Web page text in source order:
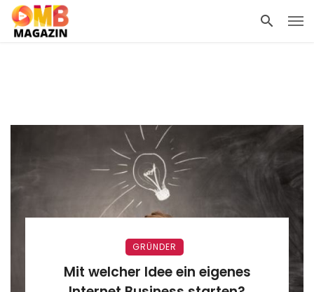
GRÜNDER
Mit welcher Idee ein eigenes